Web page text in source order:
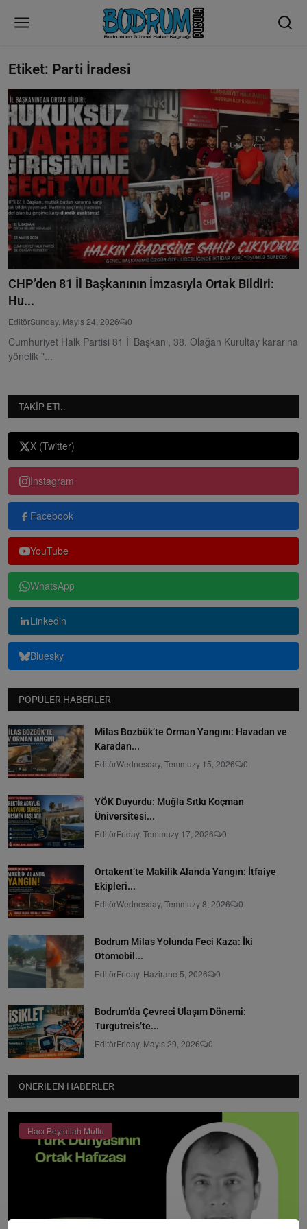
Etiket: Parti İradesi
CHP’den 81 İl Başkanının İmzasıyla Ortak Bildiri:
Hu...
EditörSunday, Mayıs 24, 2026 0
Cumhuriyet Halk Partisi 81 İl Başkanı, 38. Olağan Kurultay kararına
yönelik "...
TAKIP ET!..
X (Twitter)
Instagram
Facebook
YouTube
WhatsApp
Linkedin
Bluesky
POPÜLER HABERLER
Milas Bozbük’te Orman Yangını: Havadan ve
Karadan...
EditörWednesday, Temmuzy 15, 2026 0
YÖK Duyurdu: Muğla Sıtkı Koçman
Üniversitesi...
EditörFriday, Temmuzy 17, 2026 0
Ortakent’te Makilik Alanda Yangın: İtfaiye
Ekipleri...
EditörWednesday, Temmuzy 8, 2026 0
Bodrum Milas Yolunda Feci Kaza: İki
Otomobil...
EditörFriday, Hazirane 5, 2026 0
Bodrum’da Çevreci Ulaşım Dönemi:
Turgutreis’te...
EditörFriday, Mayıs 29, 2026 0
ÖNERILEN HABERLER
Hacı Beytullah Mutlu